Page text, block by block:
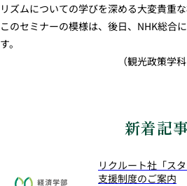
リズムについての学びを深める大変貴重な
このセミナーの模様は、後日、NHK総合
す。
（観光政策学
新着記
リクルート社「ス
支援制度のご案内